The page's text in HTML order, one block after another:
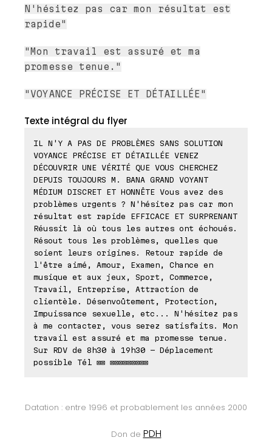
N'hésitez pas car mon résultat est
rapide"
"Mon travail est assuré et ma
promesse tenue."
"VOYANCE PRÉCISE ET DÉTAILLÉE"
Texte intégral du flyer
IL N'Y A PAS DE PROBLÈMES SANS SOLUTION
VOYANCE PRÉCISE ET DÉTAILLÉE VENEZ
DÉCOUVRIR UNE VÉRITÉ QUE VOUS CHERCHEZ
DEPUIS TOUJOURS M. BANA GRAND VOYANT
MÉDIUM DISCRET ET HONNÊTE Vous avez des
problèmes urgents ? N'hésitez pas car mon
résultat est rapide EFFICACE ET SURPRENANT
Réussit là où tous les autres ont échoués.
Résout tous les problèmes, quelles que
soient leurs origines. Retour rapide de
l'être aimé, Amour, Examen, Chance en
musique et aux jeux, Sport, Commerce,
Travail, Entreprise, Attraction de
clientèle. Désenvoûtement, Protection,
Impuissance sexuelle, etc... N'hésitez pas
à me contacter, vous serez satisfaits. Mon
travail est assuré et ma promesse tenue.
Sur RDV de 8h30 à 19h30 - Déplacement
possible Tél ⊠⊠ ⊠⊠⊠⊠⊠⊠⊠⊠⊠
Datation : entre 1996 et probablement les années 2000
Don de PDH